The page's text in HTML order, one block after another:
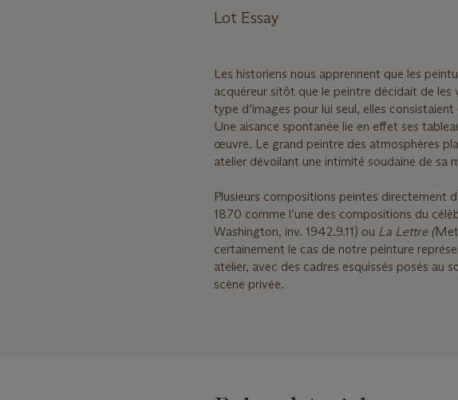
Lot Essay
Les historiens nous apprennent que les
acquéreur sitôt que le peintre décidait de
type d’images pour lui seul, elles
Une aisance spontanée lie en effet ses
œuvre. Le grand peintre des atmosphères
atelier dévoilant une intimité soudaine de sa
Plusieurs compositions peintes directement
1870 comme l’une des compositions du
Washington, inv. 1942.9.11) ou La Lettre (
certainement le cas de notre peinture
atelier, avec des cadres esquissés posés au
scène privée.